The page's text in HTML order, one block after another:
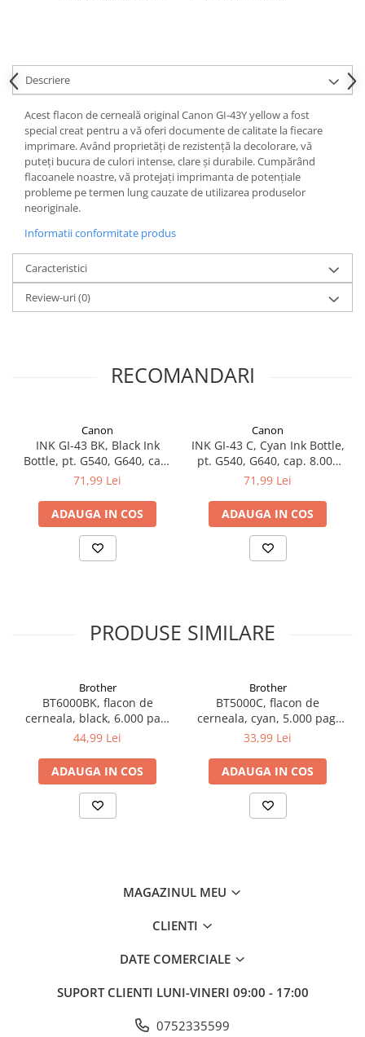
Descriere
Acest flacon de cerneală original Canon GI-43Y yellow a fost
special creat pentru a vă oferi documente de calitate la fiecare
imprimare. Având proprietăți de rezistență la decolorare, vă
puteți bucura de culori intense, clare și durabile. Cumpărând
flacoanele noastre, vă protejați imprimanta de potențiale
probleme pe termen lung cauzate de utilizarea produselor
neoriginale.
Informatii conformitate produs
Caracteristici
Review-uri(0)
RECOMANDARI
Canon
INK GI-43 BK, Black Ink
Bottle, pt. G540, G640, cap.
3.700 pag
71,99 Lei
ADAUGA IN COS
Canon
INK GI-43 C, Cyan Ink Bottle,
pt. G540, G640, cap. 8.000
pag
71,99 Lei
ADAUGA IN COS
PRODUSE SIMILARE
Brother
BT6000BK, flacon de
cerneala, black, 6.000 pag,
Ink Benefit DCP-
44,99 Lei
ADAUGA IN COS
Brother
BT5000C, flacon de
cerneala, cyan, 5.000 pag,
Ink Benefit DCP-
33,99 Lei
ADAUGA IN COS
MAGAZINUL MEU
CLIENTI
DATE COMERCIALE
SUPORT CLIENTI LUNI-VINERI 09:00 - 17:00
0752335599